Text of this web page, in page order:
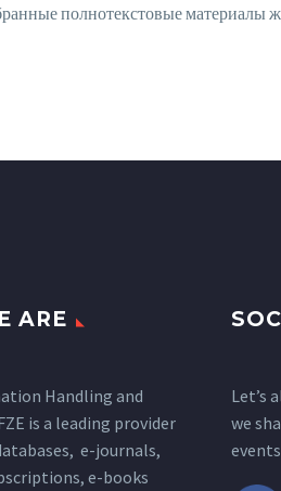
полнотекстовые материалы
ARE
Handling and
is a leading provider
e-journals,
e-books
Let’s
we